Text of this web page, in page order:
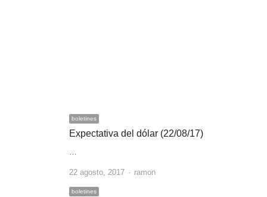
boletines
Expectativa del dólar (22/08/17)
…
22 agosto, 2017 Author
ramon
boletines